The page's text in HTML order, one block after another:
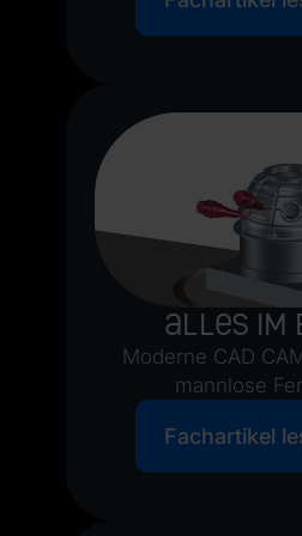
Alles im
Moderne CAD
mannlose
Fachartikel